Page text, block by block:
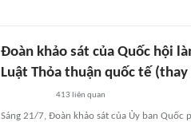
Đoàn khảo sát của Quốc hội
Luật Thỏa thuận quốc tế
413 liên quan
Sáng 21/7, Đoàn khảo sát của Ủy ban Quốc